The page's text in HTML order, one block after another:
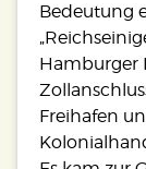
Bedeutung
Hamburger
Freihafen